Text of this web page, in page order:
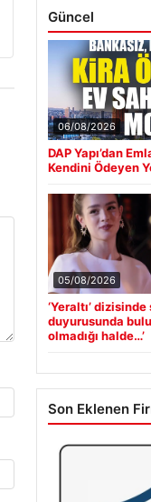
Güncel
06/08/2026
DAP Yapı’dan
Kendini Ödeyen
05/08/2026
‘Yeraltı’
duyurusunda
olmadığı halde…’
Son Eklenen